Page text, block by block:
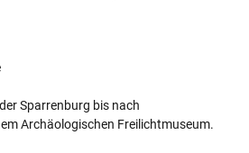
Sparrenburg bis nach
Archäologischen Freilichtmuseum.